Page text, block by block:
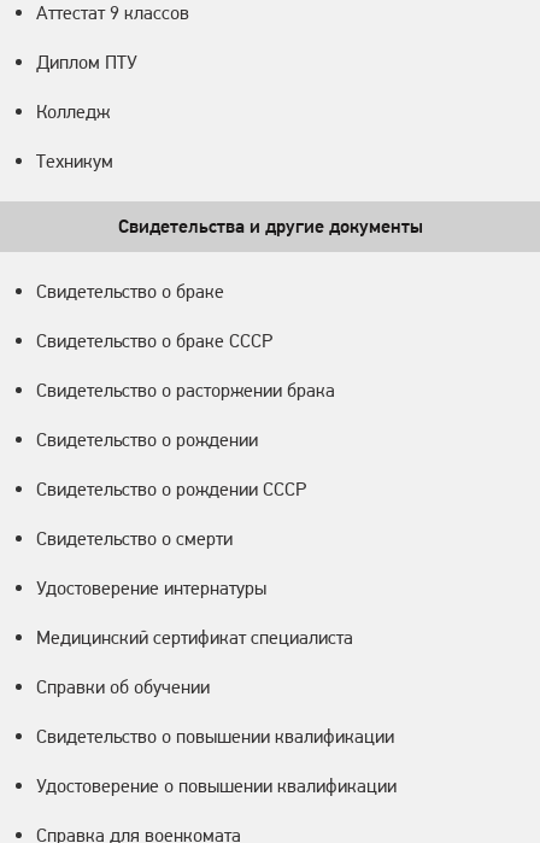
Аттестат 9 классов
Диплом ПТУ
Колледж
Техникум
Свидетельства и другие документы
Свидетельство о браке
Свидетельство о браке СССР
Свидетельство о расторжении брака
Свидетельство о рождении
Свидетельство о рождении СССР
Свидетельство о смерти
Удостоверение интернатуры
Медицинский сертификат специалиста
Справки об обучении
Свидетельство о повышении квалификации
Удостоверение о повышении квалификации
Справка для военкомата